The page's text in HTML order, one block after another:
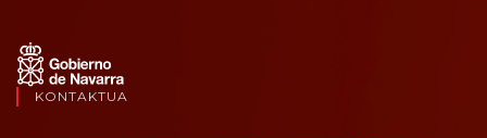
KONTAKTUA